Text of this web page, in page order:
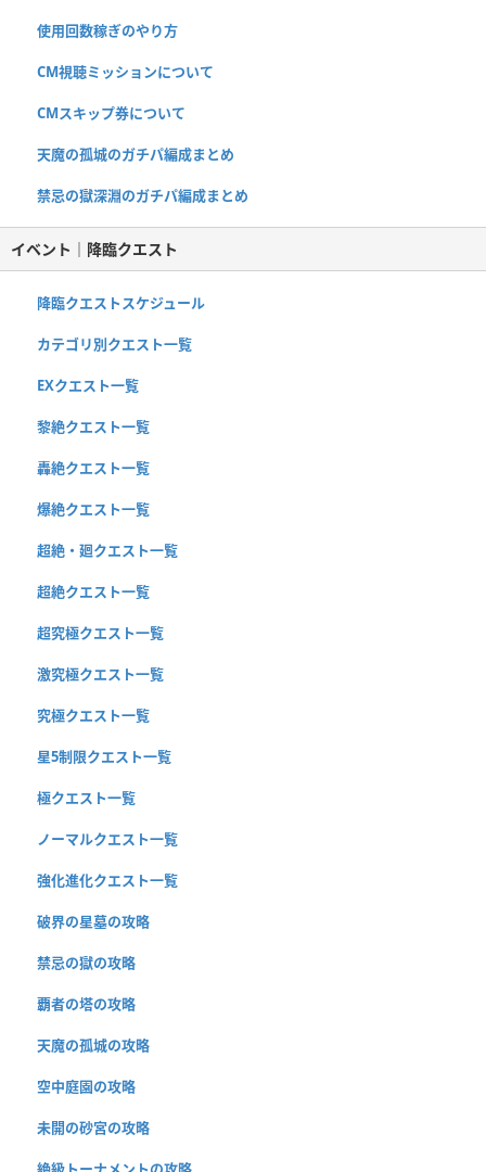
使用回数稼ぎのやり方
CM視聴ミッションについて
CMスキップ券について
天魔の孤城のガチパ編成まとめ
禁忌の獄深淵のガチパ編成まとめ
イベント｜降臨クエスト
降臨クエストスケジュール
カテゴリ別クエスト一覧
EXクエスト一覧
黎絶クエスト一覧
轟絶クエスト一覧
爆絶クエスト一覧
超絶・廻クエスト一覧
超絶クエスト一覧
超究極クエスト一覧
激究極クエスト一覧
究極クエスト一覧
星5制限クエスト一覧
極クエスト一覧
ノーマルクエスト一覧
強化進化クエスト一覧
破界の星墓の攻略
禁忌の獄の攻略
覇者の塔の攻略
天魔の孤城の攻略
空中庭園の攻略
未開の砂宮の攻略